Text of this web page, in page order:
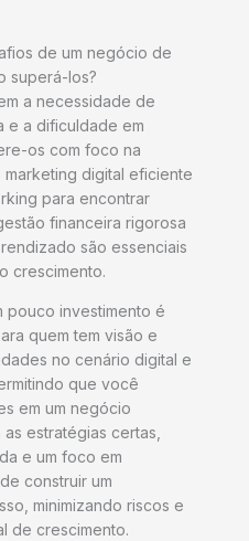
de um negócio de
superá-los?
a necessidade de
e a dificuldade em
os com foco na
digital eficiente
para encontrar
financeira rigorosa
são essenciais
crescimento.
pouco investimento é
quem tem visão e
no cenário digital e
que você
em um negócio
as estratégias certas,
e um foco em
construir um
minimizando riscos e
de crescimento.